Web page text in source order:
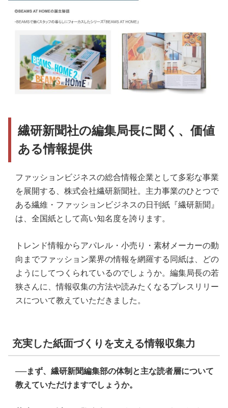
繊研新聞社の編集局長に聞く、価値
ある情報提供
ファッションビジネスの総合情報企業として多彩な事業
を展開する、株式会社繊研新聞社。主力事業のひとつで
ある繊維・ファッションビジネスの日刊紙『繊研新聞』
は、全国紙として高い知名度を誇ります。
トレンド情報からアパレル・小売り・素材メーカーの動
向までファッション業界の情報を網羅する同紙は、どの
ようにしてつくられているのでしょうか。編集局長の若
狭さんに、情報収集の方法や読みたくなるプレスリリー
スについて教えていただきました。
充実した紙面づくりを支える情報収集力
──まず、繊研新聞編集部の体制と主な読者層について
教えていただけますでしょうか。